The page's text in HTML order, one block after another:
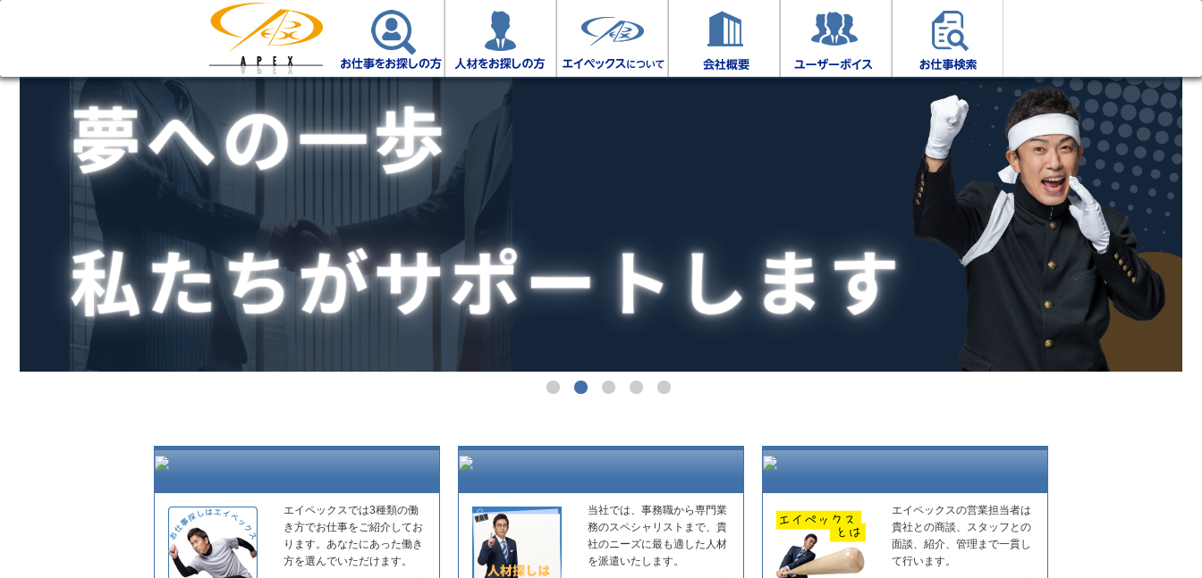
エイペックスでは3種類の働
き方でお仕事をご紹介してお
ります。あなたにあった働き
方を選んでいただけます。
当社では、事務職から専門業
務のスペシャリストまで、貴
社のニーズに最も適した人材
を派遣いたします。
エイペックスの営業担当者は
貴社との商談、スタッフとの
面談、紹介、管理まで一貫し
て行います。